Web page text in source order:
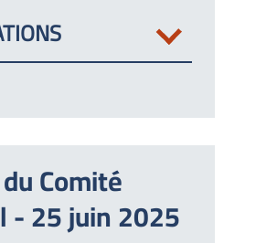
Comité
- 25 juin 2025